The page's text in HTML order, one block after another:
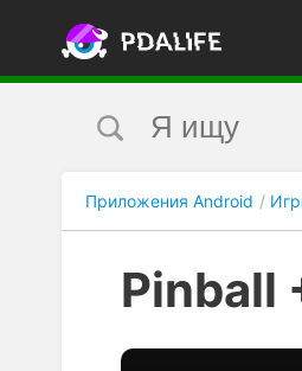
Приложения Android
Pinball